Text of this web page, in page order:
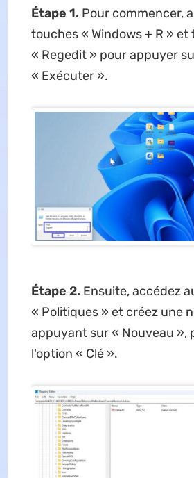
Étape 1. Pour commencer,
touches « Windows + R » et
« Regedit » pour appuyer
« Exécuter ».
Étape 2. Ensuite, accédez
« Politiques » et créez une
appuyant sur « Nouveau »,
l'option « Clé ».